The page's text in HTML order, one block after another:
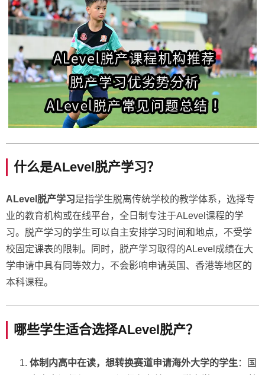
什么是ALevel脱产学习？
ALevel脱产学习是指学生脱离传统学校的教学体系，选择专
业的教育机构或在线平台，全日制专注于ALevel课程的学
习。脱产学习的学生可以自主安排学习时间和地点，不受学
校固定课表的限制。同时，脱产学习取得的ALevel成绩在大
学申请中具有同等效力，不会影响申请英国、香港等地区的
本科课程。
哪些学生适合选择ALevel脱产？
体制内高中在读，想转换赛道申请海外大学的学生 ：国